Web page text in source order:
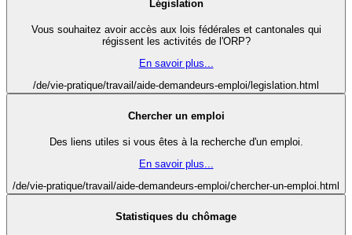
Législation
Vous souhaitez avoir accès aux lois fédérales et cantonales qui
régissent les activités de l'ORP?
En savoir plus...
/de/vie-pratique/travail/aide-demandeurs-emploi/legislation.html
Chercher un emploi
Des liens utiles si vous êtes à la recherche d'un emploi.
En savoir plus...
/de/vie-pratique/travail/aide-demandeurs-emploi/chercher-un-emploi.html
Statistiques du chômage